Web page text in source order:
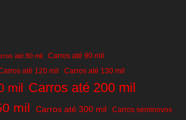
até 80 mil Carros até 90 mil
até 120 mil Carros até 130 mil
mil Carros até 200 mil
mil Carros até 300 mil Carros seminovos